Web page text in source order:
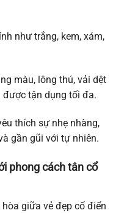
như trắng, kem, xám,
màu, lông thú, vải dệt
được tận dụng tối đa.
thích sự nhẹ nhàng,
gần gũi với tự nhiên.
phong cách tân cổ
giữa vẻ đẹp cổ điển